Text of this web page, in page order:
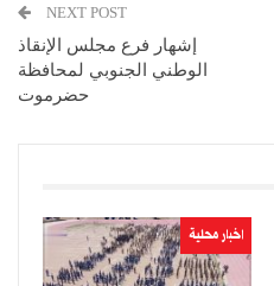
NEXT POST
إشهار فرع مجلس الإنقاذ
الوطني الجنوبي لمحافظة
حضرموت
اخبار محلية